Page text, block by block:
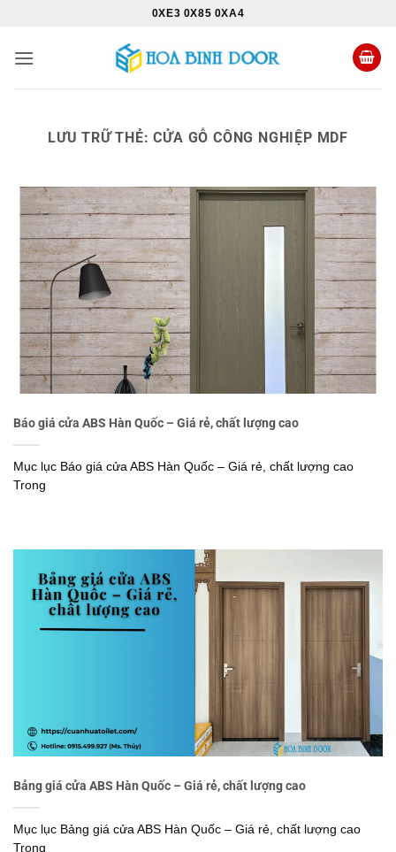
nội
0XE3 0X85 0XA4
LƯU TRỮ THẺ:CỬA GỖ CÔNG NGHIỆP MDF
Báo giá cửa ABS Hàn Quốc – Giá rẻ, chất lượng cao
Mục lục Báo giá cửa ABS Hàn Quốc – Giá rẻ, chất lượng cao
Trong
Bảng giá cửa ABS Hàn Quốc – Giá rẻ, chất lượng cao
Mục lục Bảng giá cửa ABS Hàn Quốc – Giá rẻ, chất lượng cao
Trong